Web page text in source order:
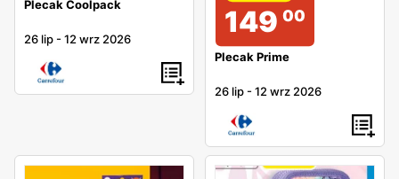
Plecak Coolpack
26 lip -12 wrz 2026 149 00
Plecak Prime
26 lip -12 wrz 2026